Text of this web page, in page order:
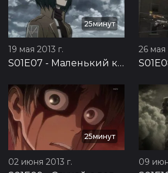
25минут
19 мая 2013 г.
S01E07 - Маленький клинок: Оборона Троста, часть 3
26 мая
25минут
02 июня 2013 г. 09